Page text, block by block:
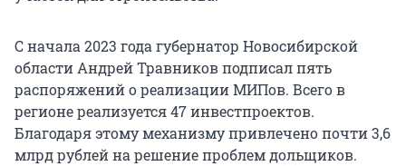
С начала 2023 года губернатор Новосибирской
области Андрей Травников подписал пять
распоряжений о реализации МИПов. Всего в
регионе реализуется 47 инвестпроектов.
Благодаря этому механизму привлечено почти 3,6
млрд рублей на решение проблем дольщиков.